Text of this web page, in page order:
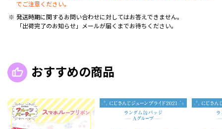
でご注意ください。
発送時期に関するお問い合わせに対してはお答えできません。
「出荷完了のお知らせ」メールが届くまでお待ちください。
おすすめの商品